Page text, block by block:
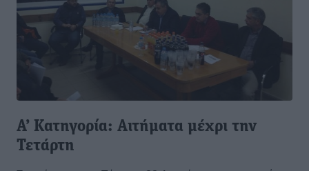
Α’ Κατηγορία: Αιτήματα μέχρι την
Τετάρτη